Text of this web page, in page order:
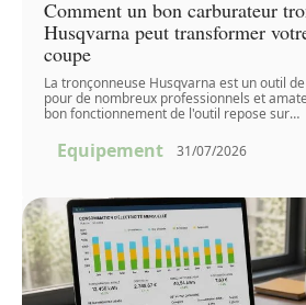
Comment un bon carburateur
Husqvarna peut transformer
coupe
La tronçonneuse Husqvarna est un outil
pour de nombreux professionnels et
bon fonctionnement de l'outil repose sur…
Equipement 31/07/2026